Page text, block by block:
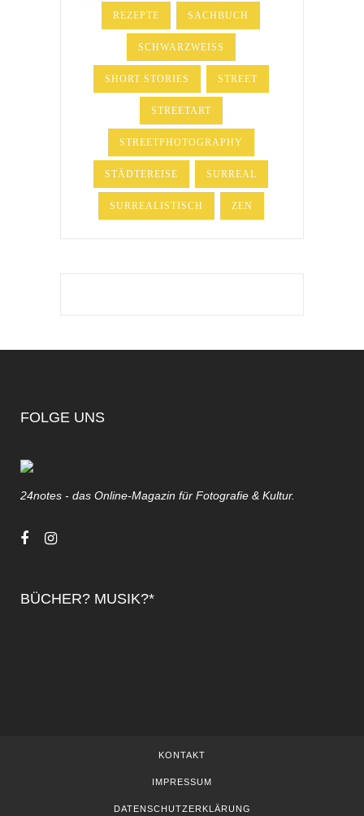
REZEPTE SACHBUCH
SCHWARZWEISS
SHORT STORIES STREET
STREETART
STREETPHOTOGRAPHY
STÄDTEREISE SURREAL
SURREALISTISCH ZEN
FOLGE UNS
24notes - das Online-Magazin für Fotografie & Kultur.
BÜCHER? MUSIK?*
KONTAKT
IMPRESSUM
DATENSCHUTZERKLÄRUNG